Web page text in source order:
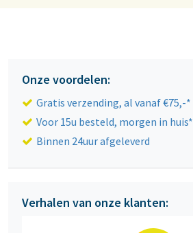
Onze voordelen:
Gratis verzending, al vanaf €75,-*
Voor 15u besteld, morgen in huis*
Binnen 24uur afgeleverd
Verhalen van onze klanten: